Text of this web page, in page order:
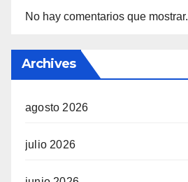
No hay comentarios que mostrar.
Archives
agosto 2026
julio 2026